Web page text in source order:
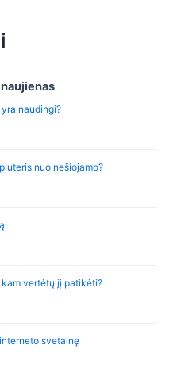
naudingi?
nuo nešiojamo?
vertėtų jį patikėti?
svetainę